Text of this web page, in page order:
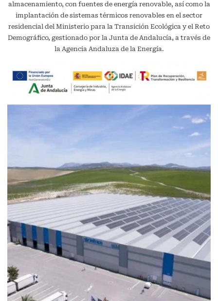
almacenamiento, con fuentes de energía renovable, así como la
implantación de sistemas térmicos renovables en el sector
residencial del Ministerio para la Transición Ecológica y el Reto
Demográfico, gestionado por la Junta de Andalucía, a través de
la Agencia Andaluza de la Energía.